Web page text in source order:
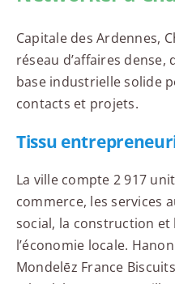
Capitale des Ardennes,
réseau d’affaires
base industrielle solide
contacts et projets.
Tissu
La ville compte 2 917
commerce, les services
social, la construction
l’économie locale.
Mondelēz France